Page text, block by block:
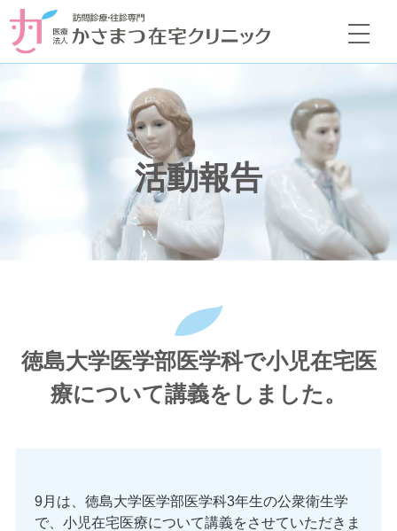
活動報告
徳島大学医学部医学科で小児在宅医
療について講義をしました。
9月は、徳島大学医学部医学科3年生の公衆衛生学
で、小児在宅医療について講義をさせていただきま